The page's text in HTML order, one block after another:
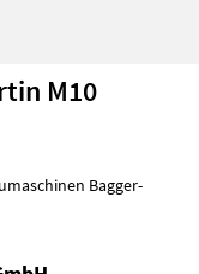
M10
Bagger-